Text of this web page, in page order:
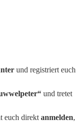
und registriert euch
und tretet
euch direkt anmelden,